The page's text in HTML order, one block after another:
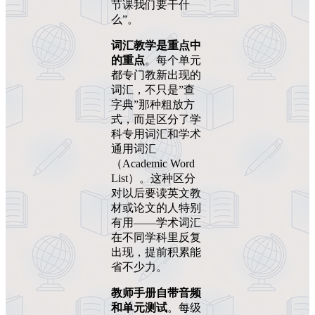
节课我们要干什
么”。
词汇教学是重点中
的重点。每个单元
都专门教新出现的
词汇，不只是”查
字典”那种粗放方
式，而是区分了学
科专用词汇和学术
通用词汇
（Academic Word
List）。这种区分
对以后要读英文教
材或论文的人特别
有用——学术词汇
在不同学科里反复
出现，提前积累能
省不少力。
教师手册自带音频
和单元测试。每级